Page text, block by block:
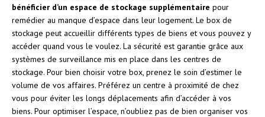
bénéficier d’un espace de stockage supplémentaire pour
remédier au manque d’espace dans leur logement. Le box de
stockage peut accueillir différents types de biens et vous pouvez y
accéder quand vous le voulez. La sécurité est garantie grâce aux
systèmes de surveillance mis en place dans les centres de
stockage. Pour bien choisir votre box, prenez le soin d’estimer le
volume de vos affaires. Préférez un centre à proximité de chez
vous pour éviter les longs déplacements afin d’accéder à vos
biens. Pour optimiser l’espace, n’oubliez pas de bien organiser vos